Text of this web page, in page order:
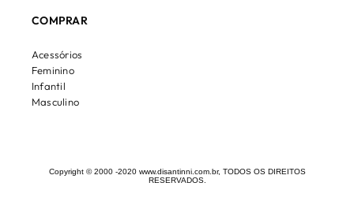
COMPRAR
Acessórios
Feminino
Infantil
Masculino
Copyright © 2000 -2020 www.disantinni.com.br, TODOS OS DIREITOS
RESERVADOS.